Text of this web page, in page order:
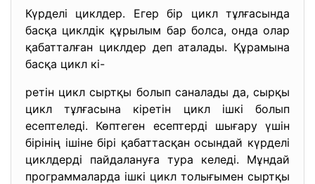
Күрделі циклдер. Егер бір цикл тұлғасында
басқа циклдік құрылым бар болса, онда олар
қабатталған циклдер деп аталады. Құрамына
басқа цикл кі-
ретін цикл сыртқы болып саналады да, сырқы
цикл тұлғасына кіретін цикл ішкі болып
есептеледі. Көптеген есептерді шығару үшін
бірінің ішіне бірі қабаттасқан осындай күрделі
циклдерді пайдалануға тура келеді. Мұндай
программаларда ішкі цикл толығымен сыртқы